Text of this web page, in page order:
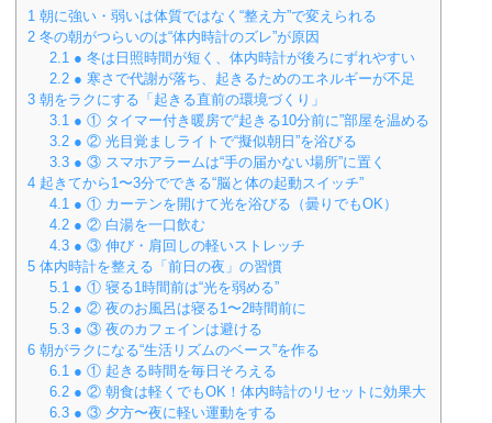
1 朝に強い・弱いは体質ではなく“整え方”で変えられる
2 冬の朝がつらいのは“体内時計のズレ”が原因
2.1 ● 冬は日照時間が短く、体内時計が後ろにずれやすい
2.2 ● 寒さで代謝が落ち、起きるためのエネルギーが不足
3 朝をラクにする「起きる直前の環境づくり」
3.1 ● ① タイマー付き暖房で“起きる10分前に”部屋を温める
3.2 ● ② 光目覚ましライトで“擬似朝日”を浴びる
3.3 ● ③ スマホアラームは“手の届かない場所”に置く
4 起きてから1〜3分でできる“脳と体の起動スイッチ”
4.1 ● ① カーテンを開けて光を浴びる（曇りでもOK）
4.2 ● ② 白湯を一口飲む
4.3 ● ③ 伸び・肩回しの軽いストレッチ
5 体内時計を整える「前日の夜」の習慣
5.1 ● ① 寝る1時間前は“光を弱める”
5.2 ● ② 夜のお風呂は寝る1〜2時間前に
5.3 ● ③ 夜のカフェインは避ける
6 朝がラクになる“生活リズムのベース”を作る
6.1 ● ① 起きる時間を毎日そろえる
6.2 ● ② 朝食は軽くでもOK！体内時計のリセットに効果大
6.3 ● ③ 夕方〜夜に軽い運動をする